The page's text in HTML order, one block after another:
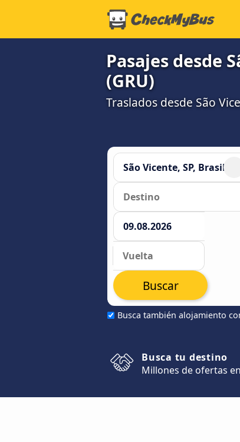
Pasajes desde
(GRU)
Traslados desde São
Busca también alojamiento
Buscar
Busca tu destino
Millones de ofertas